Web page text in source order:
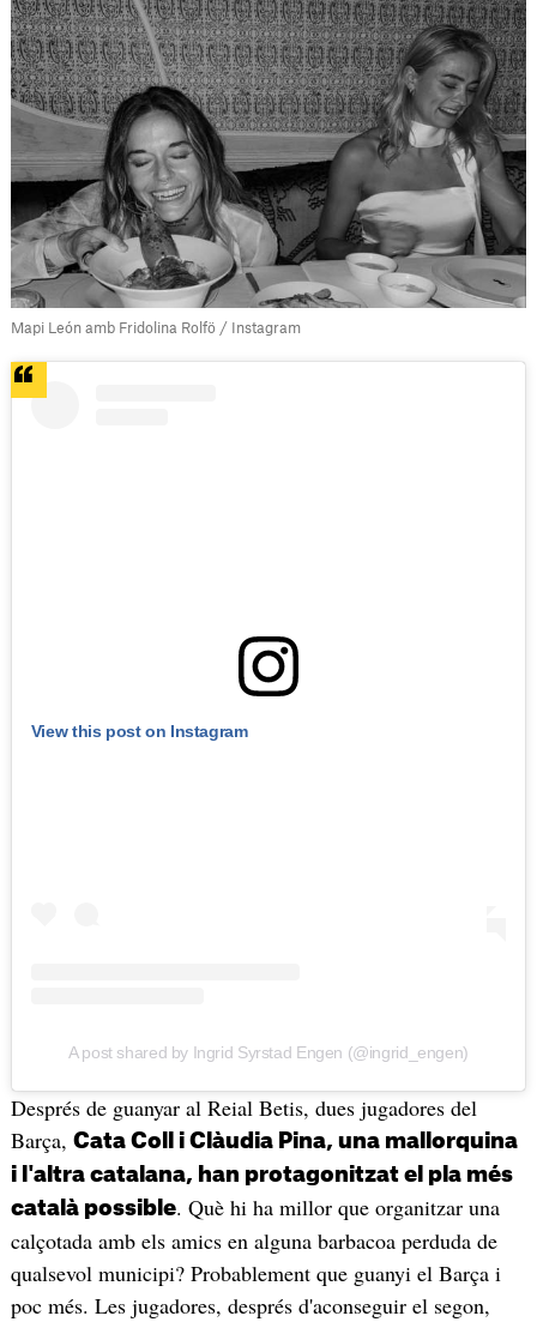
Mapi León amb Fridolina Rolfö / Instagram
View this post on Instagram
A post shared by Ingrid Syrstad Engen (@ingrid_engen)
Després de guanyar al Reial Betis, dues jugadores del
Barça, Cata Coll i Clàudia Pina, una mallorquina
i l'altra catalana, han protagonitzat el pla més
català possible. Què hi ha millor que organitzar una
calçotada amb els amics en alguna barbacoa perduda de
qualsevol municipi? Probablement que guanyi el Barça i
poc més. Les jugadores, després d'aconseguir el segon,